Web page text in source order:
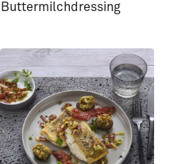
Buttermilchdressing